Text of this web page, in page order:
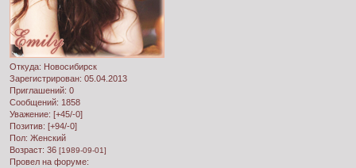
Откуда: Новосибирск
Зарегистрирован: 05.04.2013
Приглашений: 0
Сообщений: 1858
Уважение: [+45/-0]
Позитив: [+94/-0]
Пол: Женский
Возраст: 36 [1989-09-01]
Провел на форуме: